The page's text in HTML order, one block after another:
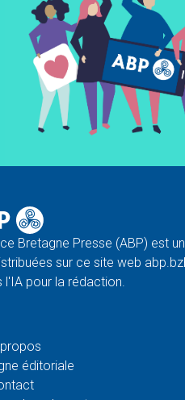
Bretagne Presse (ABP) est
sur ce site web
l'IA pour la rédaction.
éditoriale